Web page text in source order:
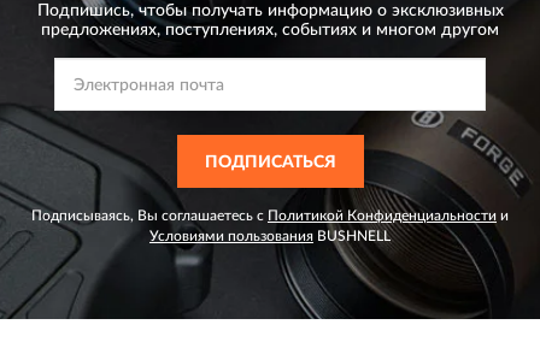
Подпишись, чтобы получать информацию о эксклюзивных
предложениях,поступлениях, событиях и многом другом
ПОДПИСАТЬСЯ
Подписываясь, Вы соглашаетесь с Политикой Конфиденциальности и
Условиями пользования BUSHNELL